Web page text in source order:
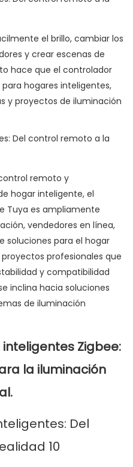
el brillo, cambiar los
y crear escenas de
hace que el controlador
hogares inteligentes,
y proyectos de iluminación
remoto y
hogar inteligente, el
Tuya es ampliamente
vendedores en línea,
soluciones para el hogar
profesionales que
y compatibilidad
inclina hacia soluciones
de iluminación
inteligentes Zigbee:
la iluminación